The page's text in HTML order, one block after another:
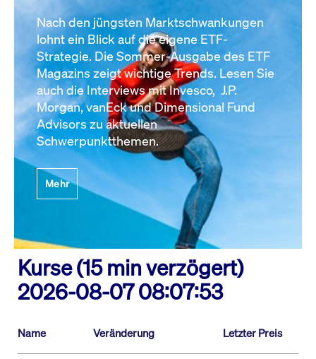
Nach den jüngsten Marktschwankungen
lohnt ein Blick auf die eigene ETF-
Strategie. Die Sommer-Ausgabe des ETF
Magazins zeigt wichtige Trends. Lesen Sie
auch die Interviews mit Invesco, J.P.
Morgan, vanEck und Dimensional Fund
Advisors zu aktuellen
Schwerpunktthemen.
Mehr
Kurse (15 min verzögert)
2026-08-07 08:07:53
Name Veränderung Letzter Preis